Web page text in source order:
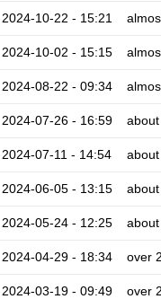
2024-10-22 - 15:21
2024-10-02 - 15:15
2024-08-22 - 09:34
2024-07-26 - 16:59
2024-07-11 - 14:54
2024-06-05 - 13:15
2024-05-24 - 12:25
2024-04-29 - 18:34 over
2024-03-19 - 09:49 over